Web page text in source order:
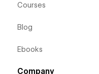
Courses
Blog
Ebooks
Company